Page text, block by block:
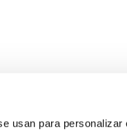
usan para